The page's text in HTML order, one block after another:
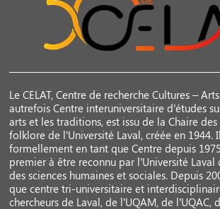
Le CELAT, Centre de recherche Cultures –
autrefois Centre interuniversitaire d’études
arts et les traditions, est issu de la Chaire
folklore de l’Université Laval, créée en 1944.
formellement en tant que Centre depuis
premier à être reconnu par l’Université
des sciences humaines et sociales. Depuis
que centre tri-universitaire et
chercheurs de Laval, de l’UQAM, de l’UQAC,